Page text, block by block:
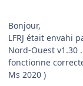
Bonjour,
LFRJ était envahi
Nord-Ouest v1.30
fonctionne
Ms 2020 )